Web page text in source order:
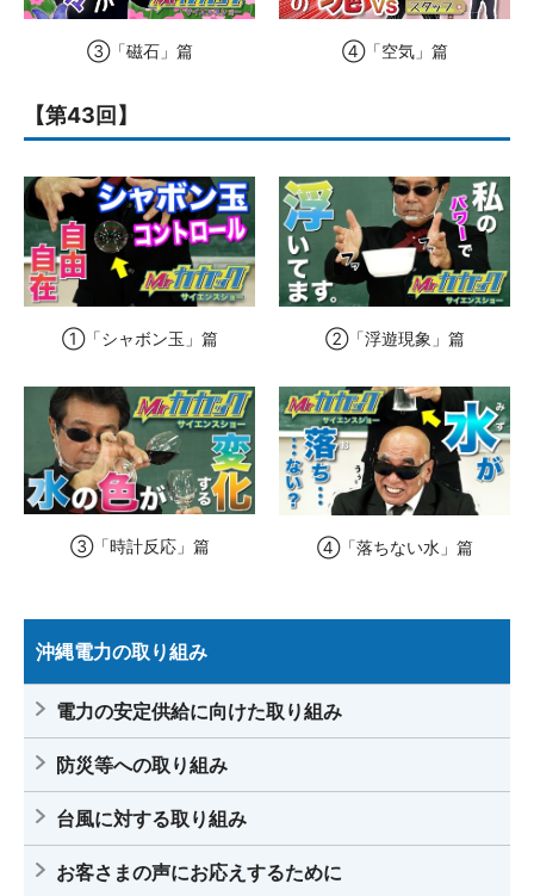
③「磁石」篇 ④「空気」篇
【第43回】
①「シャボン玉」篇 ②「浮遊現象」篇
③「時計反応」篇 ④「落ちない水」篇
沖縄電力の取り組み
電力の安定供給に向けた取り組み
防災等への取り組み
台風に対する取り組み
お客さまの声にお応えするために